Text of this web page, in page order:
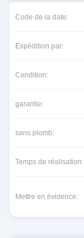
Code de la date:
Expédition par:
Condition:
garantie:
sans plomb:
Temps de réalisation:
Mettre en évidence: